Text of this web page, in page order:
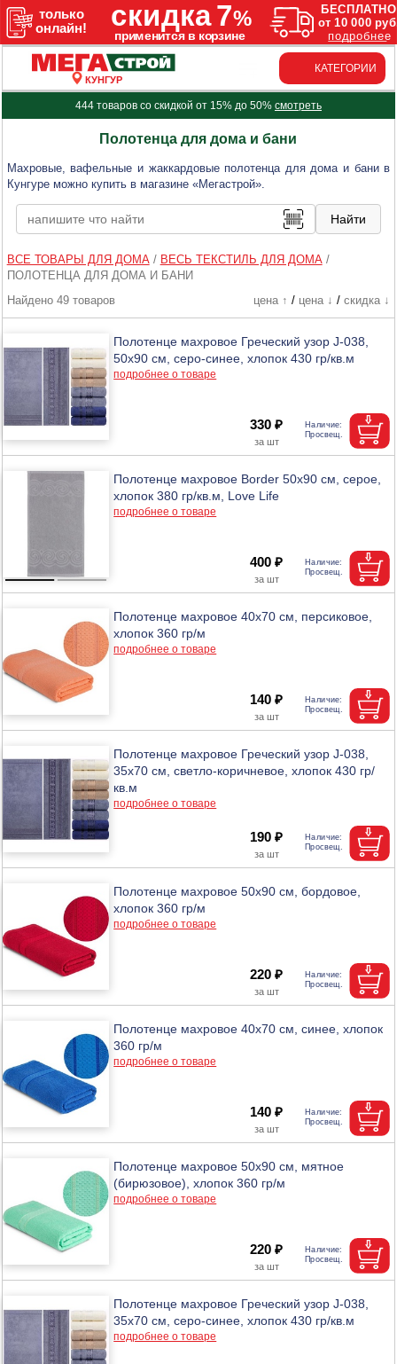
КУНГУР
КАТЕГОРИИ
444 товаров со скидкой от 15% до 50% смотреть
Полотенца для дома и бани
Махровые, вафельные и жаккардовые полотенца для дома и бани в
Кунгуре можно купить в магазине «Мегастрой».
ВСЕ ТОВАРЫ ДЛЯ ДОМА/ ВЕСЬ ТЕКСТИЛЬ ДЛЯ ДОМА/
ПОЛОТЕНЦА ДЛЯ ДОМА И БАНИ
Найдено 49 товаров
цена ↑ / цена ↓ / скидка ↓
Полотенце махровое Греческий узор J-038,
50х90 см, серо-синее, хлопок 430 гр/кв.м
подробнее о товаре
330 ₽
Полотенце махровое Border 50х90 см, серое,
хлопок 380 гр/кв.м, Love Life
подробнее о товаре
400 ₽
Полотенце махровое 40х70 см, персиковое,
хлопок 360 гр/м
подробнее о товаре
140 ₽
Полотенце махровое Греческий узор J-038,
35х70 см, светло-коричневое, хлопок 430 гр/
кв.м
подробнее о товаре
190 ₽
Полотенце махровое 50х90 см, бордовое,
хлопок 360 гр/м
подробнее о товаре
220 ₽
Полотенце махровое 40х70 см, синее, хлопок
360 гр/м
подробнее о товаре
140 ₽
Полотенце махровое 50х90 см, мятное
(бирюзовое), хлопок 360 гр/м
подробнее о товаре
220 ₽
Полотенце махровое Греческий узор J-038,
35х70 см, серо-синее, хлопок 430 гр/кв.м
подробнее о товаре